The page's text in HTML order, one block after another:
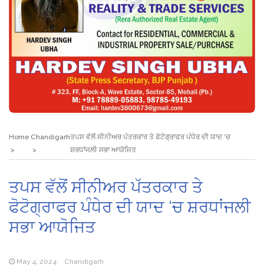
Home Chandigarhਤਪਸ ਵੱਲੋਂ ਸੀਨੀਅਰ ਪੱਤਰਕਾਰ ਤੇ ਫੋਟੋਗ੍ਰਾਫਰ ਪੰਧੇਰ ਦੀ ਯਾਦ ‘ਚ
ਸ਼ਰਧਾਂਜਲੀ ਸਭਾ ਆਯੋਜਿਤ
ਤਪਸ ਵੱਲੋਂ ਸੀਨੀਅਰ ਪੱਤਰਕਾਰ ਤੇ
ਫੋਟੋਗ੍ਰਾਫਰ ਪੰਧੇਰ ਦੀ ਯਾਦ ‘ਚ ਸ਼ਰਧਾਂਜਲੀ
ਸਭਾ ਆਯੋਜਿਤ
May 4, 2024 Chandigarh